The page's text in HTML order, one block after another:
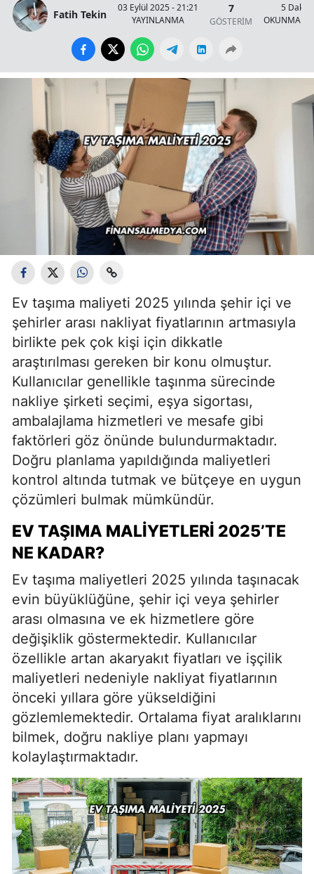
Fatih Tekin
03 Eylül 2025 - 21:21
YAYINLANMA
7
GÖSTERİM
5 Dakika
OKUNMA
Ev taşıma maliyeti 2025 yılında şehir içi ve
şehirler arası nakliyat fiyatlarının artmasıyla
birlikte pek çok kişi için dikkatle
araştırılması gereken bir konu olmuştur.
Kullanıcılar genellikle taşınma sürecinde
nakliye şirketi seçimi, eşya sigortası,
ambalajlama hizmetleri ve mesafe gibi
faktörleri göz önünde bulundurmaktadır.
Doğru planlama yapıldığında maliyetleri
kontrol altında tutmak ve bütçeye en uygun
çözümleri bulmak mümkündür.
EV TAŞIMA MALIYETLERI 2025’TE
NE KADAR?
Ev taşıma maliyetleri 2025 yılında taşınacak
evin büyüklüğüne, şehir içi veya şehirler
arası olmasına ve ek hizmetlere göre
değişiklik göstermektedir. Kullanıcılar
özellikle artan akaryakıt fiyatları ve işçilik
maliyetleri nedeniyle nakliyat fiyatlarının
önceki yıllara göre yükseldiğini
gözlemlemektedir. Ortalama fiyat aralıklarını
bilmek, doğru nakliye planı yapmayı
kolaylaştırmaktadır.